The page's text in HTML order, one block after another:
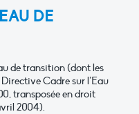
DE
de transition (dont les
Cadre sur l’Eau
transposée en droit
2004).